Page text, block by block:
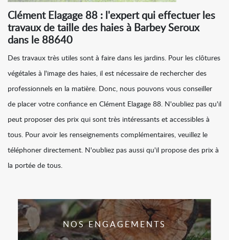
Clément Elagage 88 : l'expert qui effectuer les
travaux de taille des haies à Barbey Seroux
dans le 88640
Des travaux très utiles sont à faire dans les jardins. Pour les clôtures
végétales à l'image des haies, il est nécessaire de rechercher des
professionnels en la matière. Donc, nous pouvons vous conseiller
de placer votre confiance en Clément Elagage 88. N'oubliez pas qu'il
peut proposer des prix qui sont très intéressants et accessibles à
tous. Pour avoir les renseignements complémentaires, veuillez le
téléphoner directement. N'oubliez pas aussi qu'il propose des prix à
la portée de tous.
NOS ENGAGEMENTS